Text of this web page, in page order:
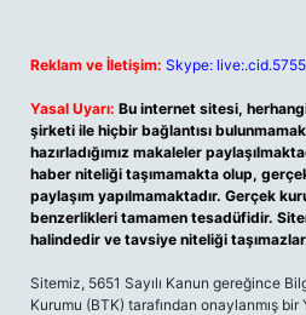
Reklam ve İletişim: Skype:
Yasal Uyarı: Bu internet sitesi,
şirketi ile hiçbir bağlantısı
hazırladığımız makaleler
haber niteliği taşımamakta olup,
paylaşım yapılmamaktadır. Gerçek
benzerlikleri tamamen tesadüfidir.
halindedir ve tavsiye niteliği
Sitemiz, 5651 Sayılı Kanun gereğince
Kurumu (BTK) tarafından onaylanmış bir